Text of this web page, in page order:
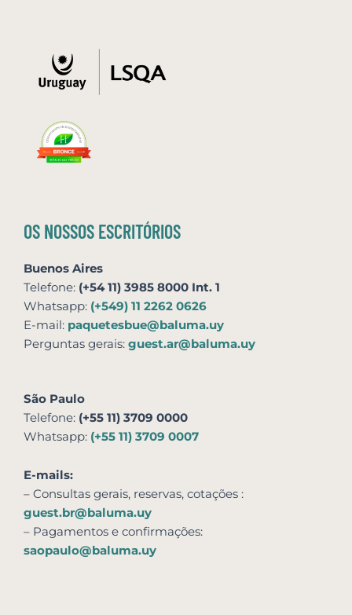
OS NOSSOS ESCRITÓRIOS
Buenos Aires
Telefone: (+54 11) 3985 8000 Int. 1
Whatsapp: (+549) 11 2262 0626
E-mail: paquetesbue@baluma.uy
Perguntas gerais: guest.ar@baluma.uy
São Paulo
Telefone: (+55 11) 3709 0000
Whatsapp: (+55 11) 3709 0007
E-mails:
– Consultas gerais, reservas, cotações :
guest.br@baluma.uy
– Pagamentos e confirmações:
saopaulo@baluma.uy